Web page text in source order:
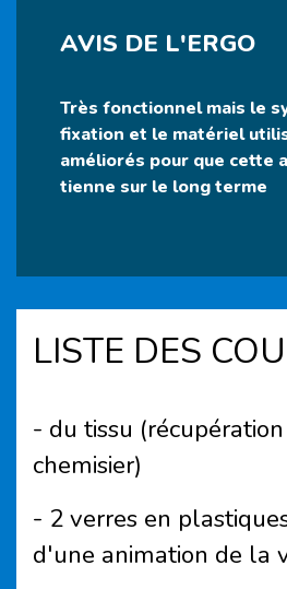
AVIS DE L'ERGO
Très fonctionnel mais le
fixation et le matériel
améliorés pour que cette
tienne sur le long terme
LISTE DES
- du tissu
chemisier)
- 2 verres en
d'une animation de la